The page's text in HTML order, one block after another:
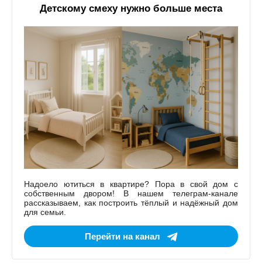
Детскому смеху нужно больше места
Надоело ютиться в квартире? Пора в свой дом с
собственным двором! В нашем телеграм-канале
рассказываем, как построить тёплый и надёжный дом
для семьи.
Перейти на канал